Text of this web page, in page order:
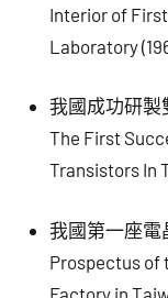
Interior of
Laboratory
我國成功研製
The First
Transistors In
我國第一座電
Prospectus of
Factory in